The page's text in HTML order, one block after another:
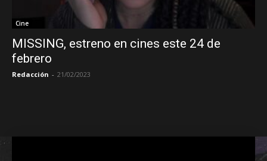
Cine
MISSING, estreno en cines este 24 de
febrero
Redacción - 21/02/2023